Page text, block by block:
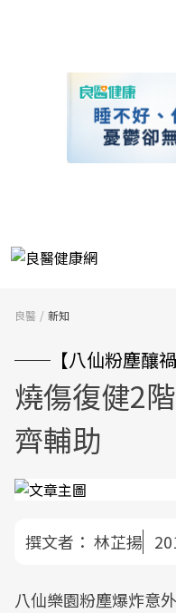
良醫 新知
──【八仙粉塵釀
燒傷復健2
齊輔助
撰文者： 林芷揚
八仙樂園粉塵爆炸意